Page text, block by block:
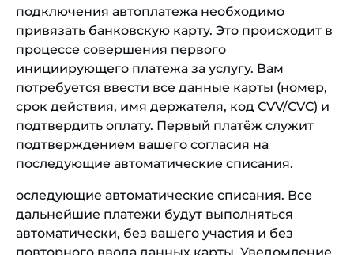
подключения автоплатежа необходимо
привязать банковскую карту. Это происходит в
процессе совершения первого
инициирующего платежа за услугу. Вам
потребуется ввести все данные карты (номер,
срок действия, имя держателя, код CVV/CVC) и
подтвердить оплату. Первый платёж служит
подтверждением вашего согласия на
последующие автоматические списания.
оследующие автоматические списания. Все
дальнейшие платежи будут выполняться
автоматически, без вашего участия и без
повторного ввода данных карты. Уведомление